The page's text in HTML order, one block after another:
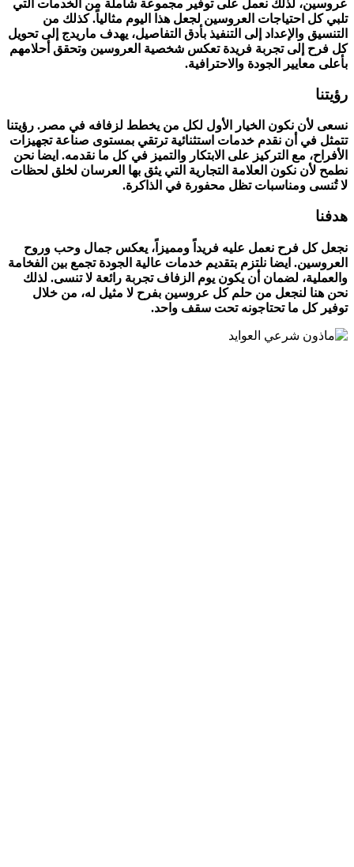
عروسين، لذلك نعمل على توفير مجموعة شاملة من الخدمات التي
تلبي كل احتياجات العروسين لجعل هذا اليوم مثالياً. كذلك من
التنسيق والإعداد إلى التنفيذ بأدق التفاصيل، يهدف ماريدج إلى تحويل
كل فرح إلى تجربة فريدة تعكس شخصية العروسين وتحقق أحلامهم
بأعلى معايير الجودة والاحترافية.
رؤيتنا
نسعى لأن نكون الخيار الأول لكل من يخطط لزفافه في مصر. رؤيتنا
تتمثل في أن نقدم خدمات استثنائية ترتقي بمستوى صناعة تجهيزات
الأفراح، مع التركيز على الابتكار والتميز في كل ما نقدمه. ايضا نحن
نطمح لأن نكون العلامة التجارية التي يثق بها العرسان لخلق لحظات
لا تُنسى ومناسبات تظل محفورة في الذاكرة.
هدفنا
نجعل كل فرح نعمل عليه فريداً ومميزاً، يعكس جمال وحب وروح
العروسين. ايضا نلتزم بتقديم خدمات عالية الجودة تجمع بين الفخامة
والعملية، لضمان أن يكون يوم الزفاف تجربة رائعة لا تنسى. لذلك
نحن هنا لنجعل من حلم كل عروسين بفرح لا مثيل له، من خلال
توفير كل ما تحتاجونه تحت سقف واحد.